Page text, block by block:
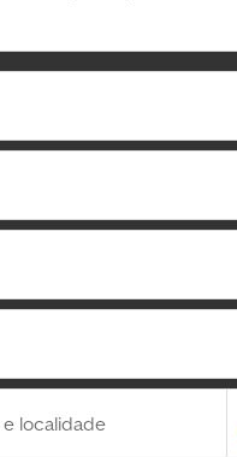
localidade